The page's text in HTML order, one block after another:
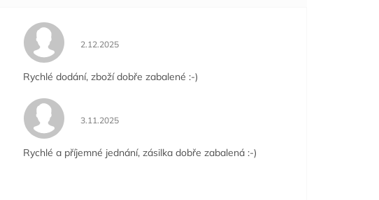
Hodnocení obchodu je 5 z 5 hvězdiček.
2.12.2025
Rychlé dodání, zboží dobře zabalené :-)
Hodnocení obchodu je 5 z 5 hvězdiček.
3.11.2025
Rychlé a příjemné jednání, zásilka dobře zabalená :-)